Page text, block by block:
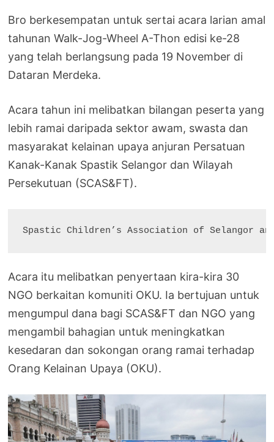
Bro berkesempatan untuk sertai acara larian amal
tahunan Walk-Jog-Wheel A-Thon edisi ke-28
yang telah berlangsung pada 19 November di
Dataran Merdeka.
Acara tahun ini melibatkan bilangan peserta yang
lebih ramai daripada sektor awam, swasta dan
masyarakat kelainan upaya anjuran Persatuan
Kanak-Kanak Spastik Selangor dan Wilayah
Persekutuan (SCAS&FT).
Spastic Children’s Association of Selangor
Acara itu melibatkan penyertaan kira-kira 30
NGO berkaitan komuniti OKU. Ia bertujuan untuk
mengumpul dana bagi SCAS&FT dan NGO yang
mengambil bahagian untuk meningkatkan
kesedaran dan sokongan orang ramai terhadap
Orang Kelainan Upaya (OKU).